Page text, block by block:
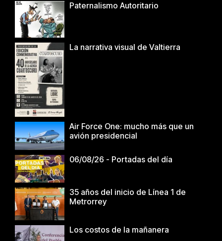
Paternalismo Autoritario
La narrativa visual de Valtierra
Air Force One: mucho más que un
avión presidencial
06/08/26 - Portadas del día
35 años del inicio de Línea 1 de
Metrorrey
Los costos de la mañanera